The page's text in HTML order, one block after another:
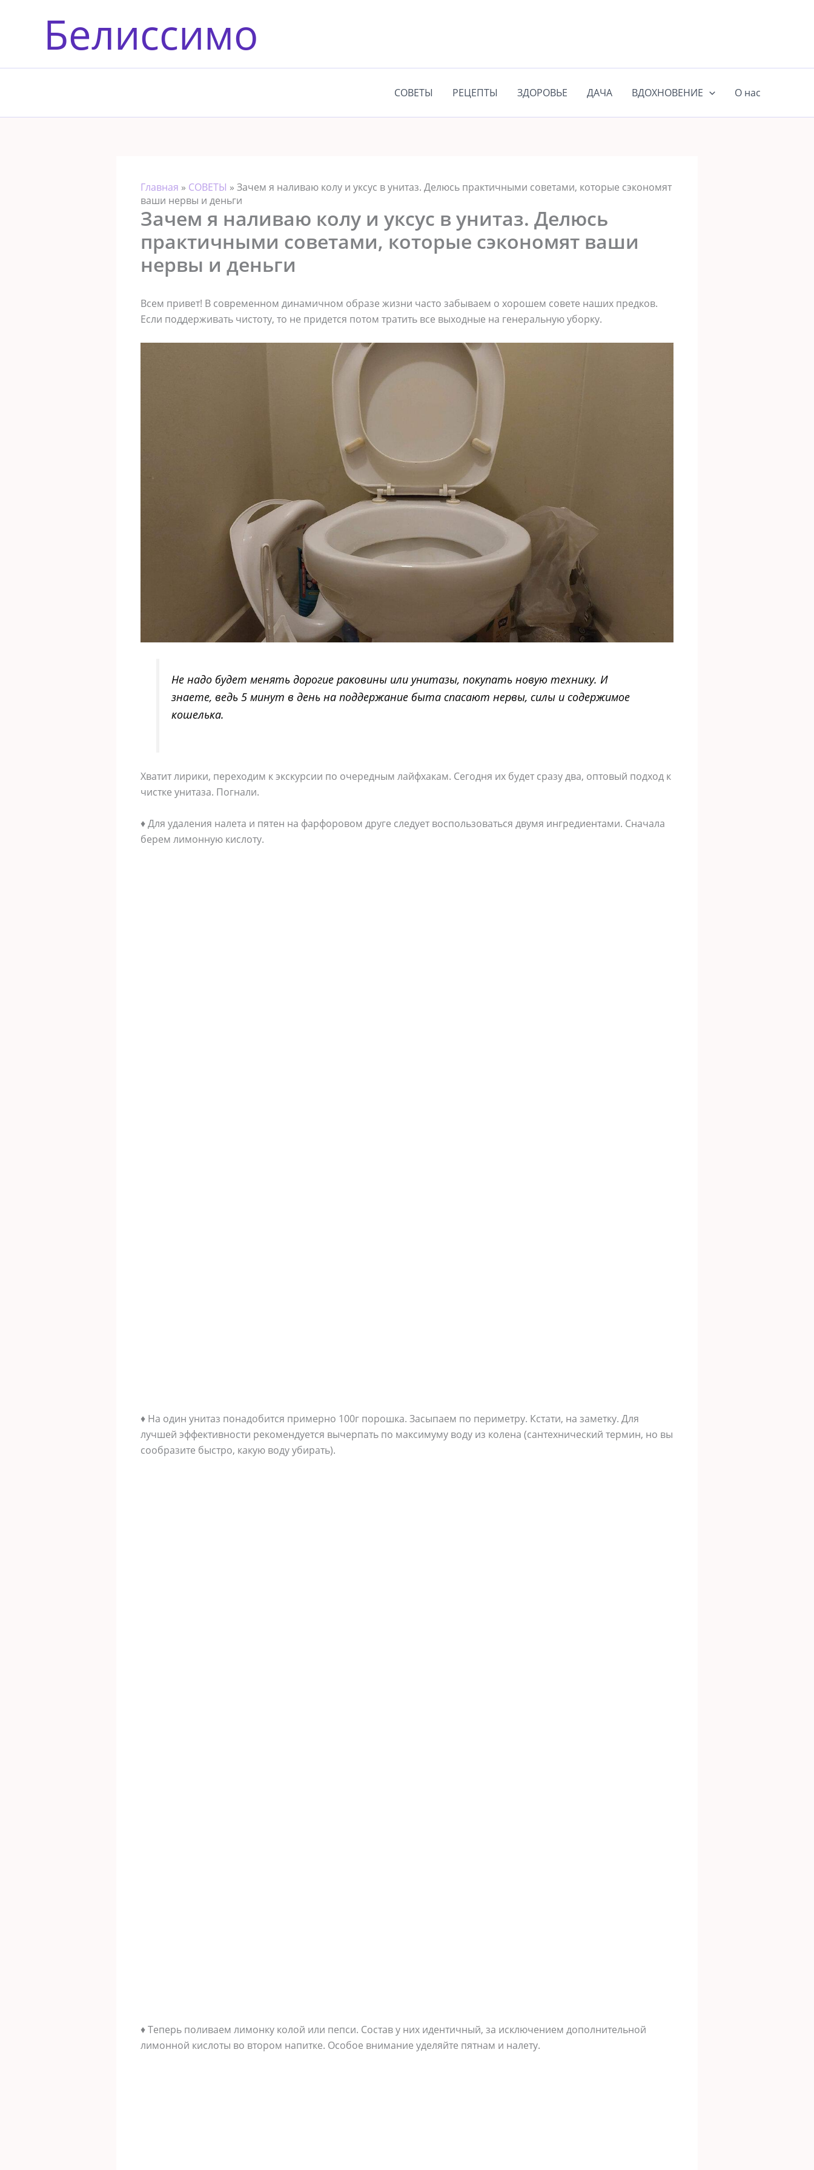
содержимомуБелиссимо
СОВЕТЫ РЕЦЕПТЫ ЗДОРОВЬЕ ДАЧА ВДОХНОВЕНИЕ О нас
Главная » СОВЕТЫ » Зачем я наливаю колу и уксус в унитаз. Делюсь практичными советами, которые сэкономят
ваши нервы и деньги
Зачем я наливаю колу и уксус в унитаз. Делюсь
практичными советами, которые сэкономят ваши
нервы и деньги
Всем привет! В современном динамичном образе жизни часто забываем о хорошем совете наших предков.
Если поддерживать чистоту, то не придется потом тратить все выходные на генеральную уборку.
Не надо будет менять дорогие раковины или унитазы, покупать новую технику. И
знаете, ведь 5 минут в день на поддержание быта спасают нервы, силы и содержимое
кошелька.
Хватит лирики, переходим к экскурсии по очередным лайфхакам. Сегодня их будет сразу два, оптовый подход к
чистке унитаза. Погнали.
♦ Для удаления налета и пятен на фарфоровом друге следует воспользоваться двумя ингредиентами. Сначала
берем лимонную кислоту.
♦ На один унитаз понадобится примерно 100г порошка. Засыпаем по периметру. Кстати, на заметку. Для
лучшей эффективности рекомендуется вычерпать по максимуму воду из колена (сантехнический термин, но вы
сообразите быстро, какую воду убирать).
♦ Теперь поливаем лимонку колой или пепси. Состав у них идентичный, за исключением дополнительной
лимонной кислоты во втором напитке. Особое внимание уделяйте пятнам и налету.